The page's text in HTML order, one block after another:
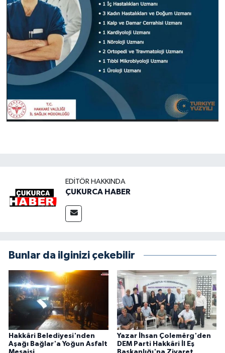
EDITÖR HAKKINDA
ÇUKURCA HABER
Bunlar da ilginizi çekebilir
Hakkâri Belediyesi'nden
Aşağı Bağlar'a Yoğun Asfalt
Yazar İhsan Çolemêrg'den
DEM Parti Hakkâri İl Eş